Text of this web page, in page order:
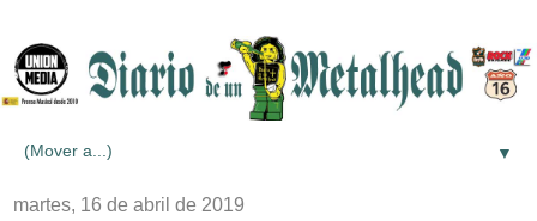
▼
martes, 16 de abril de 2019